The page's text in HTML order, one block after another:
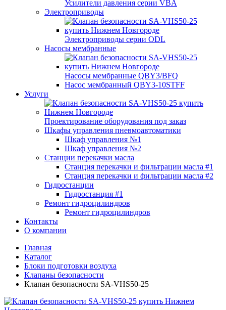
Усилители давления серии VBA
Электроприводы
Электроприводы серии ODL
Насосы мембранные
Насосы мембранные QBY3/BFQ
Насос мембранный QBY3-10STFF
Услуги
Проектирование оборудования под заказ
Шкафы управления пневмоавтоматики
Шкаф управления №1
Шкаф управления №2
Станции перекачки масла
Станция перекачки и фильтрации масла #1
Станция перекачки и фильтрации масла #2
Гидростанции
Гидростанция #1
Ремонт гидроцилиндров
Ремонт гидроцилиндров
Контакты
О компании
Главная
Каталог
Блоки подготовки воздуха
Клапаны безопасности
Клапан безопасности SA-VHS50-25